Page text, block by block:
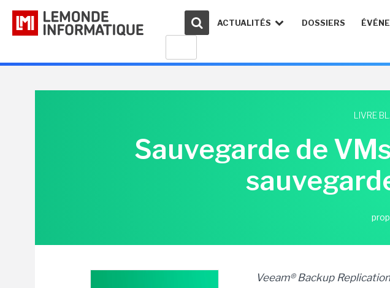
ACTUALITÉS DOSSIERS
LIVRE
Sauvegarde de
Veeam® Backup